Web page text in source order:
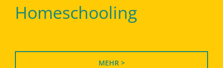
Homeschooling
MEHR >